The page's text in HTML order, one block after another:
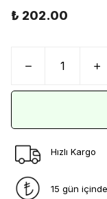
₺ 202.00
Hızlı Kargo
15 gün